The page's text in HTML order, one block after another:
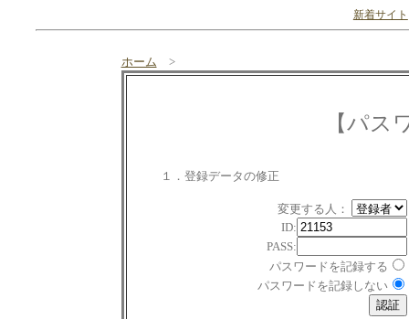
新着サイト
ホーム >
【パス
１．登録データの修正
変更する人：
ID:
PASS:
パスワードを記録する
パスワードを記録しない